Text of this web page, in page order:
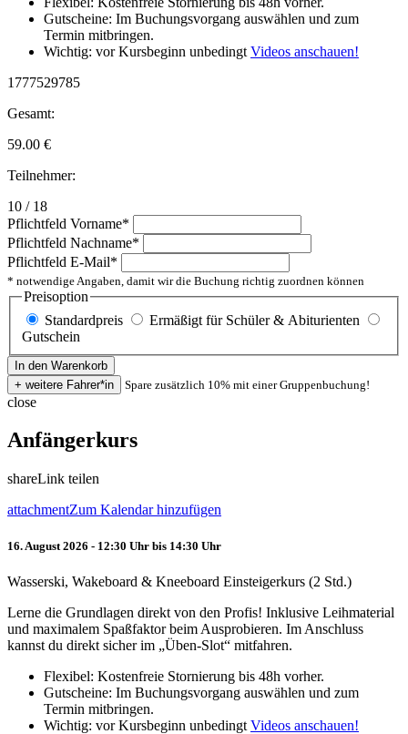
Gutscheine: Im Buchungsvorgang auswählen und zum
Termin mitbringen.
Wichtig: vor Kursbeginn unbedingt Videos anschauen!
1777529785
Gesamt:
59.00 €
Teilnehmer:
10 / 18
Pflichtfeld Vorname*
Pflichtfeld Nachname*
Pflichtfeld E-Mail*
* notwendige Angaben, damit wir die Buchung richtig zuordnen können
Preisoption
Standardpreis
Ermäßigt für Schüler & Abiturienten
Gutschein
Spare zusätzlich 10% mit einer Gruppenbuchung!
close
Anfängerkurs
shareLink teilen
attachmentZum Kalendar hinzufügen
16. August 2026 - 12:30 Uhr bis 14:30 Uhr
Wasserski, Wakeboard & Kneeboard Einsteigerkurs (2 Std.)
Lerne die Grundlagen direkt von den Profis! Inklusive Leihmaterial
und maximalem Spaßfaktor beim Ausprobieren. Im Anschluss
kannst du direkt sicher im „Üben-Slot“ mitfahren.
Flexibel: Kostenfreie Stornierung bis 48h vorher.
Gutscheine: Im Buchungsvorgang auswählen und zum
Termin mitbringen.
Wichtig: vor Kursbeginn unbedingt Videos anschauen!